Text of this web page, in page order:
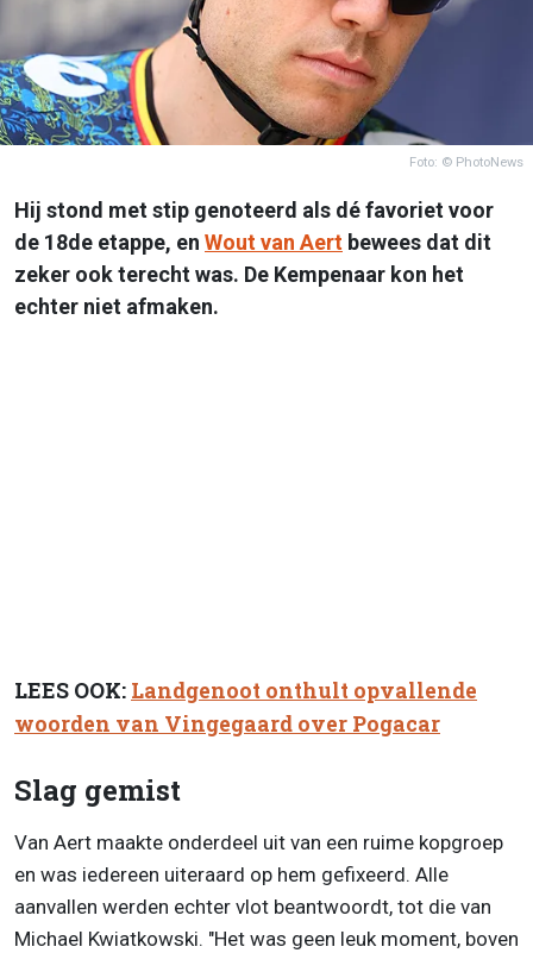
Foto: © PhotoNews
Hij stond met stip genoteerd als dé favoriet voor
de 18de etappe, en Wout van Aert bewees dat dit
zeker ook terecht was. De Kempenaar kon het
echter niet afmaken.
LEES OOK: Landgenoot onthult opvallende
woorden van Vingegaard over Pogacar
Slag gemist
Van Aert maakte onderdeel uit van een ruime kopgroep
en was iedereen uiteraard op hem gefixeerd. Alle
aanvallen werden echter vlot beantwoordt, tot die van
Michael Kwiatkowski. "Het was geen leuk moment, boven